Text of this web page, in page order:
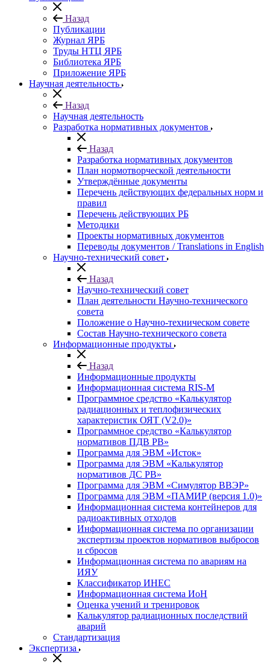
Назад
Публикации
Журнал ЯРБ
Труды НТЦ ЯРБ
Библиотека ЯРБ
Приложение ЯРБ
Научная деятельность
Назад
Научная деятельность
Разработка нормативных документов
Назад
Разработка нормативных документов
План нормотворческой деятельности
Утверждённые документы
Перечень действующих федеральных норм и
правил
Перечень действующих РБ
Методики
Проекты нормативных документов
Переводы документов / Translations in English
Научно-технический совет
Назад
Научно-технический совет
План деятельности Научно-технического
совета
Положение о Научно-техническом совете
Состав Научно-технического совета
Информационные продукты
Назад
Информационные продукты
Информационная система RIS-M
Программное средство «Калькулятор
радиационных и теплофизических
характеристик ОЯТ (V2.0)»
Программное средство «Калькулятор
нормативов ПДВ РВ»
Программа для ЭВМ «Исток»
Программа для ЭВМ «Калькулятор
нормативов ДС РВ»
Программа для ЭВМ «Симулятор ВВЭР»
Программа для ЭВМ «ПАМИР (версия 1.0)»
Информационная система контейнеров для
радиоактивных отходов
Информационная система по организации
экспертизы проектов нормативов выбросов
и сбросов
Информационная система по авариям на
ИЯУ
Классификатор ИНЕС
Информационная система ИоН
Оценка учений и тренировок
Калькулятор радиационных последствий
аварий
Стандартизация
Экспертиза